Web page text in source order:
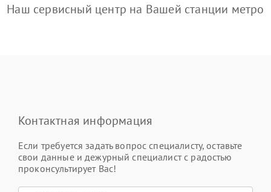
Наш сервисный центр на Вашей станции метро
Контактная информация
Если требуется задать вопрос специалисту, оставьте
свои данные и дежурный специалист с радостью
проконсультирует Вас!